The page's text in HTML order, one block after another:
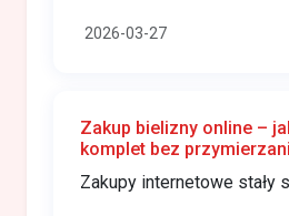
2026-03-27
Zakup bielizny online –
komplet bez
Zakupy internetowe stały